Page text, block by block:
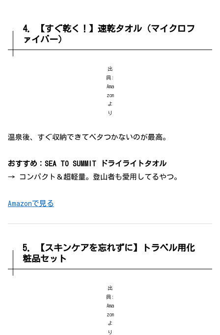
4. 【すぐ乾く！】速乾タオル（マイクロフ
ァイバー）
出
典:
Ama
zon
よ
り
温泉後、すぐ収納できてベタつかないのが最高。
おすすめ：SEA TO SUMMIT ドライライトタオル
→ コンパクト＆超軽量。登山者も愛用してるやつ。
Amazonで見る
5. 【スキンケアを忘れずに】トラベル用化
粧品セット
出
典:
Ama
zon
よ
り